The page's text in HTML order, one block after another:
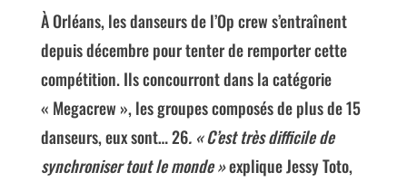
À Orléans, les danseurs de l’Op crew s’entraînent
depuis décembre pour tenter de remporter cette
compétition. Ils concourront dans la catégorie
« Megacrew », les groupes composés de plus de 15
danseurs, eux sont… 26. « C’est très difficile de
synchroniser tout le monde »explique Jessy Toto,